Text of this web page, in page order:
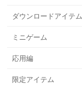
ダウンロードアイテム
ミニゲーム
応用編
限定アイテム